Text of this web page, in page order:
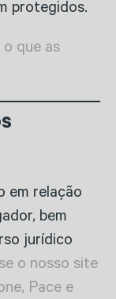
protegidos.
o que as
em relação
bem
jurídico
o nosso site
Pace e